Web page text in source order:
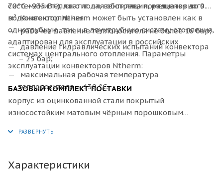
системами тёплого пола, вентиляции, радиаторного
водяного отопления.
70°C - 935 Вт.), хватит для обогрева помещения до 9.3
м². Конвектор Ntherm может быть установлен как в
однотрубную, так и в двухтрубную систему отопления,
адаптирован для эксплуатации в российских
системах центрального отопления. Параметры
эксплуатации конвекторов Ntherm:
рабочее давление теплоносителя не более 16 бар;
давление гидравлических испытаний конвектора
– 25 бар;
максимальная рабочая температура
теплоносителя – 130 °С.
БАЗОВЫЙ КОМПЛЕКТ ПОСТАВКИ
корпус из оцинкованной стали покрытый
износостойким матовым чёрным порошковым
декоративная рамка по периметру корпуса из
выполненная в цвет решетки, с черной полосой из
Характеристики